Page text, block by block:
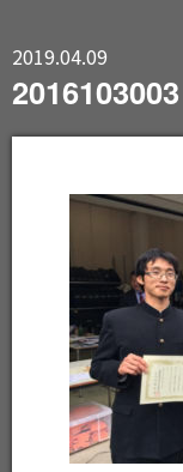
2019.04.09
2016103003